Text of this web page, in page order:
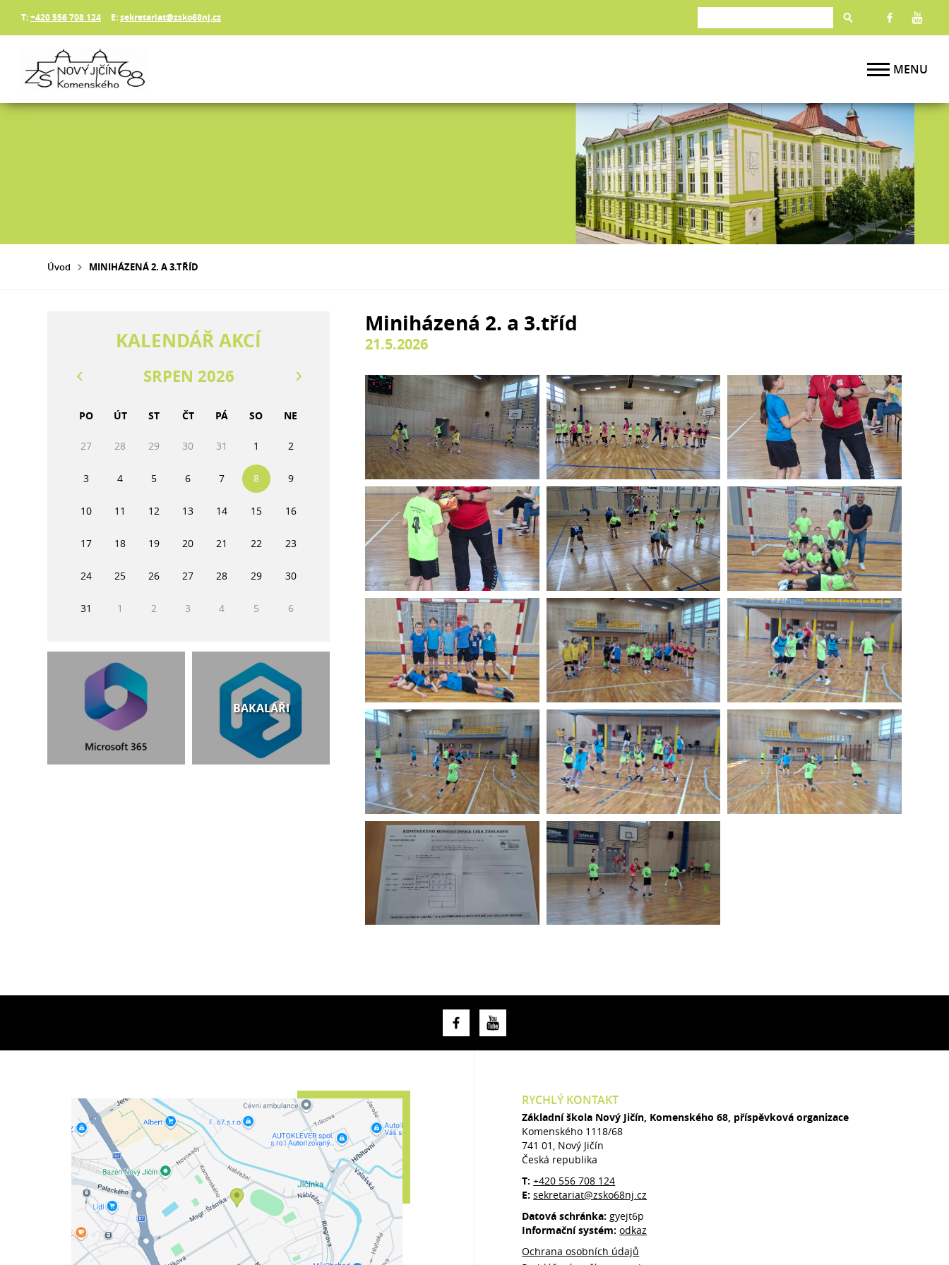
T:+420 556 708 124 E:sekretariat@zsko68nj.cz
Úvod MINIHÁZENÁ 2. A 3.TŘÍD
Miniházená 2. a 3.tříd
21.5.2026
KALENDÁŘ AKCÍ
SRPEN 2026
PO ÚT ST ČT PÁ SO NE
27 28 29 30 31 1 2
3 4 5 6 7 8 9
10 11 12 13 14 15 16
17 18 19 20 21 22 23
24 25 26 27 28 29 30
31 1 2 3 4 5 6
BAKALÁŘI
RYCHLÝ KONTAKT
Základní škola Nový Jičín, Komenského 68, příspěvková organizace
Komenského 1118/68
741 01, Nový Jičín
Česká republika
T:+420 556 708 124
E:sekretariat@zsko68nj.cz
Datová schránka:gyejt6p
Informační systém:odkaz
Ochrana osobních údajů